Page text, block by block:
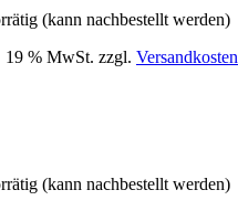
(kann nachbestellt werden)
19 % MwSt. zzgl. Versandkosten
(kann nachbestellt werden)